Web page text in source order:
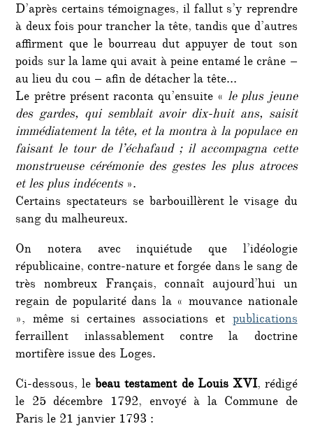
D’après certains témoignages, il fallut s’y reprendre
à deux fois pour trancher la tête, tandis que d’autres
affirment que le bourreau dut appuyer de tout son
poids sur la lame qui avait à peine entamé le crâne –
au lieu du cou – afin de détacher la tête…
Le prêtre présent raconta qu’ensuite «le plus jeune
des gardes, qui semblait avoir dix-huit ans, saisit
immédiatement la tête, et la montra à la populace en
faisant le tour de l’échafaud ; il accompagna cette
monstrueuse cérémonie des gestes les plus atroces
et les plus indécents».
Certains spectateurs se barbouillèrent le visage du
sang du malheureux.
On notera avec inquiétude que l’idéologie
républicaine, contre-nature et forgée dans le sang de
très nombreux Français, connaît aujourd’hui un
regain de popularité dans la « mouvance nationale
», même si certaines associations etpublications
ferraillent inlassablement contre la doctrine
mortifère issue des Loges.
Ci-dessous, le beau testament de Louis XVI, rédigé
le 25 décembre 1792, envoyé à la Commune de
Paris le 21 janvier 1793 :